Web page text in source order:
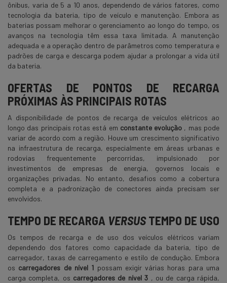
ônibus, varia de 5 a 10 anos, dependendo de vários fatores, como
tecnologia da bateria, tipo de veículo e manutenção. Embora as
baterias possam melhorar o gerenciamento ao longo do tempo, os
avanços na tecnologia têm essa taxa limitada. A manutenção
adequada e a operação dentro de parâmetros como temperatura e
padrões de carga e descarga podem ajudar a prolongar a vida útil
da bateria.
OFERTAS DE PONTOS DE RECARGA
PRÓXIMAS ÀS PRINCIPAIS ROTAS
A disponibilidade de pontos de recarga de veículos elétricos ao
longo das principais rotas está em constante evolução , mas pode
variar de acordo com a região. Houve um crescimento significativo
na infraestrutura de recarga, especialmente em áreas urbanas e
rodovias frequentemente percorridas, impulsionado por
investimentos de empresas de energia, governos locais e
organizações privadas. No entanto, desafios como a cobertura
completa e a padronização de conectores ainda precisam ser
envolvidos.
TEMPO DE RECARGA VERSUSTEMPO DE USO
Os tempos de recarga e de uso dos veículos elétricos variam
dependendo dos fatores como capacidade da bateria, tipo de
carregador, taxas de carregamento e estilo de condução. Embora
os carregadores de nível 1 possam exigir várias horas para uma
carga completa, os carregadores de nível 3 , ou de carga rápida,